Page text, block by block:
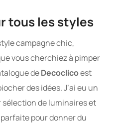
tous les styles
campagne chic,
vous cherchiez à pimper
deDecoclicoest
des idées. J’ai eu un
de luminaires et
pour donner du